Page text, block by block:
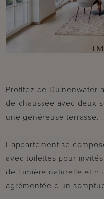
Profitez de Duinenwater
de-chaussée avec deux
une généreuse terrasse.
L'appartement se
avec toilettes pour
de lumière naturelle et
agrémentée d'un